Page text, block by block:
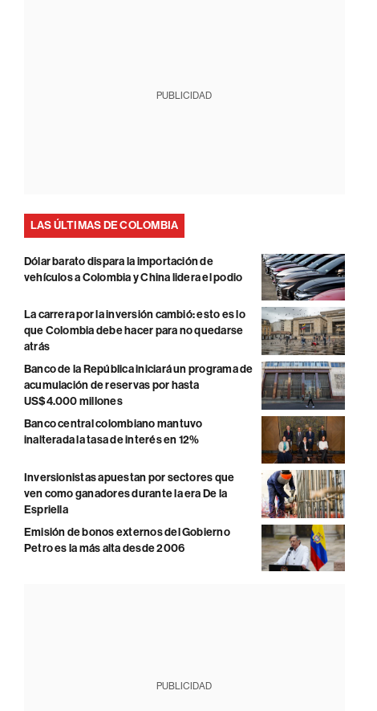
PUBLICIDAD
LAS ÚLTIMAS DE COLOMBIA
Dólar barato dispara la importación de
vehículos a Colombia y China lidera el podio
La carrera por la inversión cambió: esto es lo
que Colombia debe hacer para no quedarse
atrás
Banco de la República iniciará un programa de
acumulación de reservas por hasta
US$4.000 millones
Banco central colombiano mantuvo
inalterada la tasa de interés en 12%
Inversionistas apuestan por sectores que
ven como ganadores durante la era De la
Espriella
Emisión de bonos externos del Gobierno
Petro es la más alta desde 2006
PUBLICIDAD